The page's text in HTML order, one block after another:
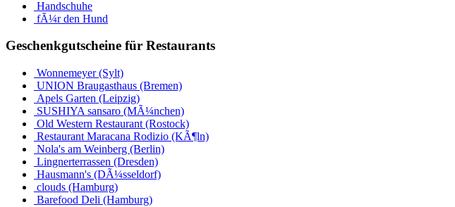
Handschuhe
fÃ¼r den Hund
Geschenkgutscheine für Restaurants
Wonnemeyer (Sylt)
UNION Braugasthaus (Bremen)
Apels Garten (Leipzig)
SUSHIYA sansaro (MÃ¼nchen)
Old Western Restaurant (Rostock)
Restaurant Maracana Rodizio (KÃ¶ln)
Nola's am Weinberg (Berlin)
Lingnerterrassen (Dresden)
Hausmann's (DÃ¼sseldorf)
clouds (Hamburg)
Barefood Deli (Hamburg)